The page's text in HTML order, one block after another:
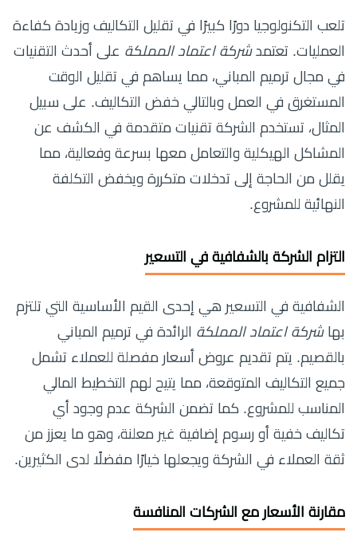
تلعب التكنولوجيا دورًا كبيرًا في تقليل التكاليف وزيادة كفاءة
العمليات. تعتمدشركة اعتماد المملكة على أحدث التقنيات
في مجال ترميم المباني، مما يساهم في تقليل الوقت
المستغرق في العمل وبالتالي خفض التكاليف. على سبيل
المثال، تستخدم الشركة تقنيات متقدمة في الكشف عن
المشاكل الهيكلية والتعامل معها بسرعة وفعالية، مما
يقلل من الحاجة إلى تدخلات متكررة ويخفض التكلفة
النهائية للمشروع.
التزام الشركة بالشفافية في التسعير
الشفافية في التسعير هي إحدى القيم الأساسية التي تلتزم
بهاشركة اعتماد المملكة الرائدة في ترميم المباني
بالقصيم. يتم تقديم عروض أسعار مفصلة للعملاء تشمل
جميع التكاليف المتوقعة، مما يتيح لهم التخطيط المالي
المناسب للمشروع. كما تضمن الشركة عدم وجود أي
تكاليف خفية أو رسوم إضافية غير معلنة، وهو ما يعزز من
ثقة العملاء في الشركة ويجعلها خيارًا مفضلًا لدى الكثيرين.
مقارنة الأسعار مع الشركات المنافسة